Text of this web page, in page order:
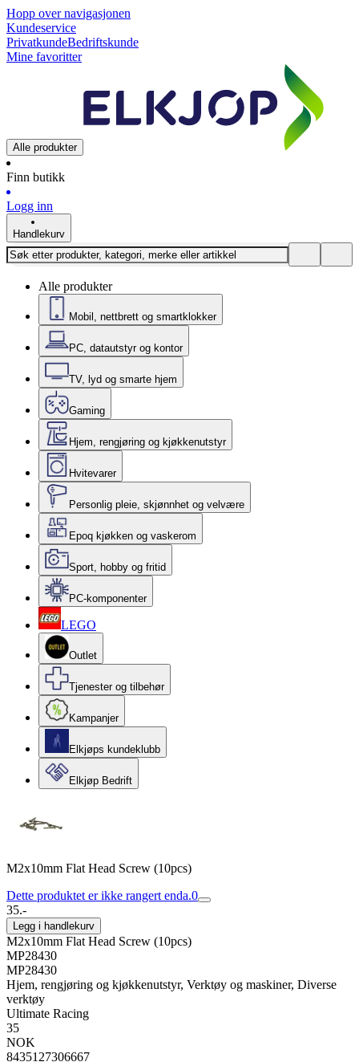
Hopp over navigasjonen
Kundeservice
PrivatkundeBedriftskunde
Mine favoritter
Alle produkter
Finn butikk
Logg inn
Handlekurv
Alle produkter
Mobil, nettbrett og smartklokker
PC, datautstyr og kontor
TV, lyd og smarte hjem
Gaming
Hjem, rengjøring og kjøkkenutstyr
Hvitevarer
Personlig pleie, skjønnhet og velvære
Epoq kjøkken og vaskerom
Sport, hobby og fritid
PC-komponenter
LEGO
Outlet
Tjenester og tilbehør
Kampanjer
Elkjøps kundeklubb
Elkjøp Bedrift
M2x10mm Flat Head Screw (10pcs)
Dette produktet er ikke rangert enda.0
35.-
Legg i handlekurv
M2x10mm Flat Head Screw (10pcs)
MP28430
MP28430
Hjem, rengjøring og kjøkkenutstyr, Verktøy og maskiner, Diverse
verktøy
Ultimate Racing
35
NOK
8435127306667